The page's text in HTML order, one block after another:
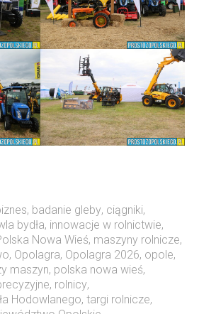
, badanie gleby, ciągniki,
bydła, innowacje w rolnictwie,
Nowa Wieś, maszyny rolnicze,
, Opolagra, Opolagra 2026, opole,
maszyn, polska nowa wieś,
, rolnicy,
Hodowlanego, targi rolnicze,